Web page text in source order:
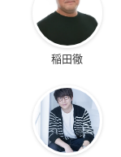
稲田徹